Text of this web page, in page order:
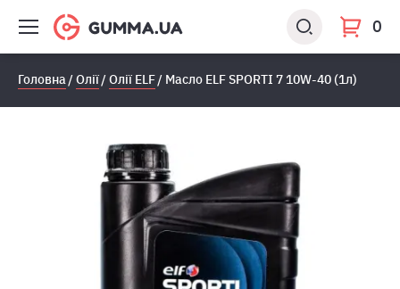
0
Головна Олії Олії ELF Масло ELF SPORTI 7 10W-40 (1л)